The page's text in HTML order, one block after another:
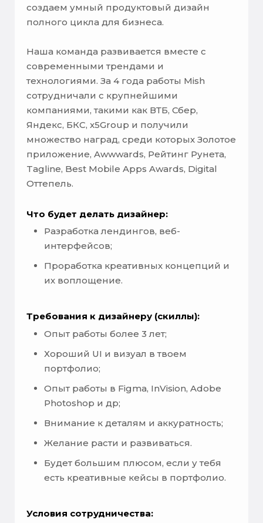
создаем умный продуктовый дизайн
полного цикла для бизнеса.
Наша команда развивается вместе с
современными трендами и
технологиями. За 4 года работы Mish
сотрудничали с крупнейшими
компаниями, такими как ВТБ, Сбер,
Яндекс, БКС, x5Group и получили
множество наград, среди которых Золотое
приложение, Awwwards, Рейтинг Рунета,
Tagline, Best Mobile Apps Awards, Digital
Оттепель.
Что будет делать дизайнер:
Разработка лендингов, веб-
интерфейсов;
Проработка креативных концепций и
их воплощение.
Требования к дизайнеру (скиллы):
Опыт работы более 3 лет;
Хороший UI и визуал в твоем
портфолио;
Опыт работы в Figma, InVision, Adobe
Photoshop и др;
Внимание к деталям и аккуратность;
Желание расти и развиваться.
Будет большим плюсом, если у тебя
есть креативные кейсы в портфолио.
Условия сотрудничества: